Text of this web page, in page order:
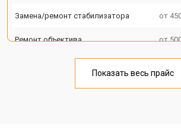
Замена/ремонт стабилизатора от
Ремонт объектива от
Показать весь прайс